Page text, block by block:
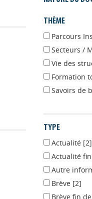
THÈME
Parcours
Secteurs /
Vie des
Formation
Savoirs de
TYPE
Actualité [2]
Actualité
Autre
Brève [2]